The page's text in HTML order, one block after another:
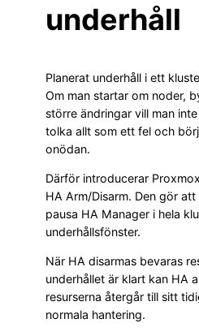
underhåll
Planerat underhåll i ett
Om man startar om noder,
större ändringar vill man
tolka allt som ett fel och
onödan.
Därför introducerar
HA Arm/Disarm. Den gör
pausa HA Manager i hela
underhållsfönster.
När HA disarmas bevaras
underhållet är klart kan HA
resurserna återgår till sitt
normala hantering.